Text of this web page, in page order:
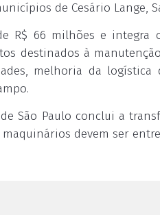
de Cesário Lange,
R$ 66 milhões e integra
destinados à
melhoria da
São Paulo conclui a
devem ser